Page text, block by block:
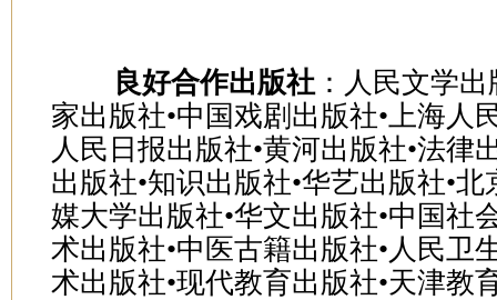
良好合作出版社 ：人民文学
家出版社•中国戏剧出版社•上海人
人民日报出版社•黄河出版社•法律
出版社•知识出版社•华艺出版社•
媒大学出版社•华文出版社•中国社
术出版社•中医古籍出版社•人民卫
术出版社•现代教育出版社•天津教